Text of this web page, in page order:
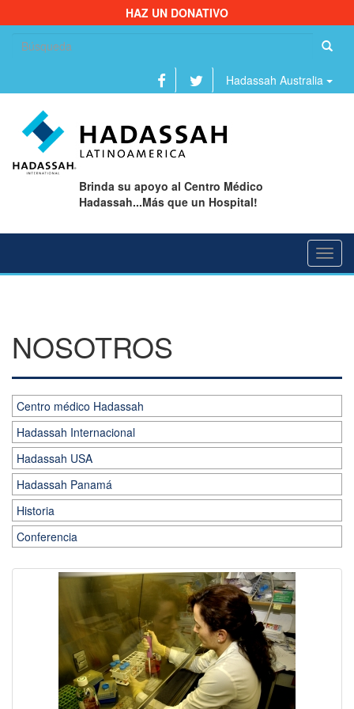
HAZ UN DONATIVO
Hadassah Australia
Brinda su apoyo al Centro Médico
Hadassah...Más que un Hospital!
NOSOTROS
Centro médico Hadassah
Hadassah Internacional
Hadassah USA
Hadassah Panamá
Historia
Conferencia